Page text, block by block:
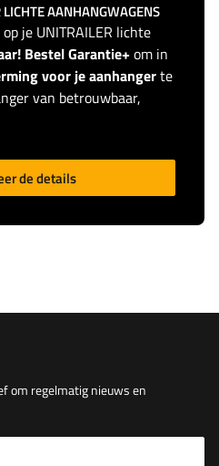
AANHANGWAGENS
op je UNITRAILER lichte
Bestel Garantie+om in
voor je aanhangerte
van betrouwbaar,
de details
om regelmatig nieuws en